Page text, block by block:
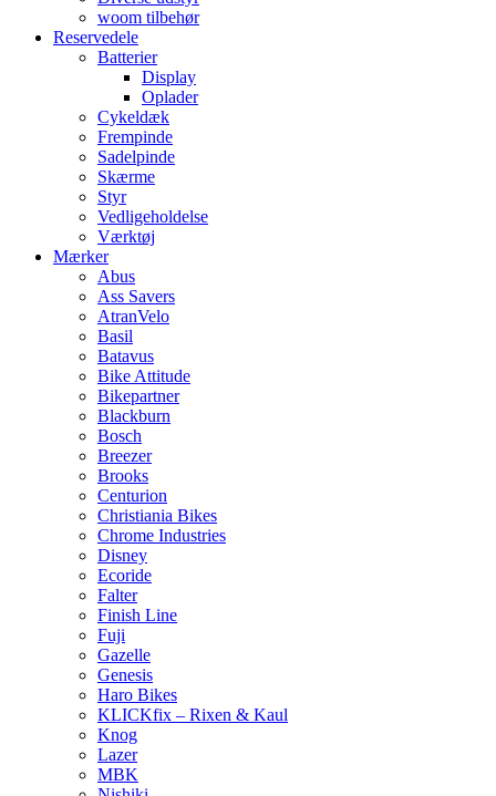
woom tilbehør
Reservedele
Batterier
Display
Oplader
Cykeldæk
Frempinde
Sadelpinde
Skærme
Styr
Vedligeholdelse
Værktøj
Mærker
Abus
Ass Savers
AtranVelo
Basil
Batavus
Bike Attitude
Bikepartner
Blackburn
Bosch
Breezer
Brooks
Centurion
Christiania Bikes
Chrome Industries
Disney
Ecoride
Falter
Finish Line
Fuji
Gazelle
Genesis
Haro Bikes
KLICKfix – Rixen & Kaul
Knog
Lazer
MBK